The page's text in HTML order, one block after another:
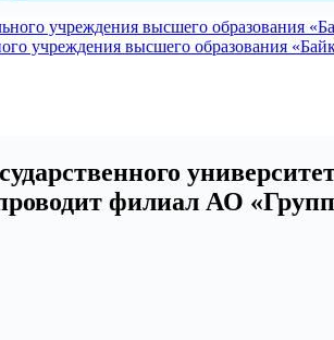
учреждения высшего образования
филиал АО